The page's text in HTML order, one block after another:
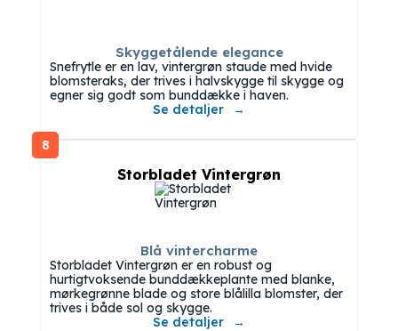
Skyggetålende elegance
Snefrytle er en lav, vintergrøn staude med hvide
blomsteraks, der trives i halvskygge til skygge og
egner sig godt som bunddække i haven.
Se detaljer
8
Blå vintercharme
Storbladet Vintergrøn
Storbladet Vintergrøn er en robust og
hurtigtvoksende bunddækkeplante med blanke,
mørkegrønne blade og store blålilla blomster, der
trives i både sol og skygge.
Se detaljer